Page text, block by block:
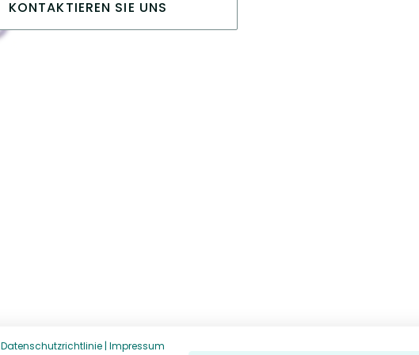
KONTAKTIEREN SIE UNS
Datenschutzrichtlinie | Impressum